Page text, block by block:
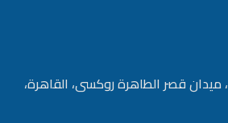
ميدان قصر الطاهرة روكسى، القاهرة،